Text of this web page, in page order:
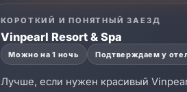
КОРОТКИЙ И ПОНЯТНЫЙ ЗАЕЗД
Vinpearl Resort & Spa
Можно на 1 ночь Подтверждаем у
Лучше, если нужен красивый